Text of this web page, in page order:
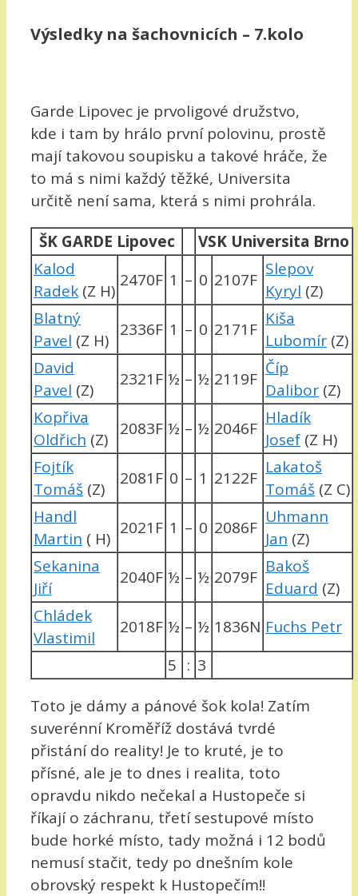
Výsledky na šachovnicích – 7.kolo
Garde Lipovec je prvoligové družstvo,
kde i tam by hrálo první polovinu, prostě
mají takovou soupisku a takové hráče, že
to má s nimi každý těžké, Universita
určitě není sama, která s nimi prohrála.
ŠK GARDE Lipovec
VSK Universita Brno
Kalod
Radek (Z H)
2470F 1 – 0 2107F
Slepov
Kyryl (Z)
Blatný
Pavel (Z H)
2336F 1 – 0 2171F
Kiša
Lubomír (Z)
David
Pavel (Z)
2321F ½ – ½ 2119F
Číp
Dalibor (Z)
Kopřiva
Oldřich (Z)
2083F ½ – ½ 2046F
Hladík
Josef (Z H)
Fojtík
Tomáš (Z)
2081F 0 – 1 2122F
Lakatoš
Tomáš (Z C)
Handl
Martin ( H)
2021F 1 – 0 2086F
Uhmann
Jan (Z)
Sekanina
Jiří
2040F ½ – ½ 2079F
Bakoš
Eduard (Z)
Chládek
Vlastimil
2018F ½ – ½ 1836N Fuchs Petr
5 : 3
Toto je dámy a pánové šok kola! Zatím
suverénní Kroměříž dostává tvrdé
přistání do reality! Je to kruté, je to
přísné, ale je to dnes i realita, toto
opravdu nikdo nečekal a Hustopeče si
říkají o záchranu, třetí sestupové místo
bude horké místo, tady možná i 12 bodů
nemusí stačit, tedy po dnešním kole
obrovský respekt k Hustopečím!!